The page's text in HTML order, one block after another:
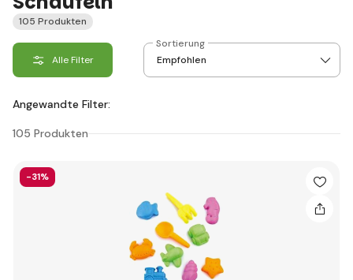
105 Produkten
Alle Filter
Sortierung
Angewandte Filter:
105 Produkten
-31%